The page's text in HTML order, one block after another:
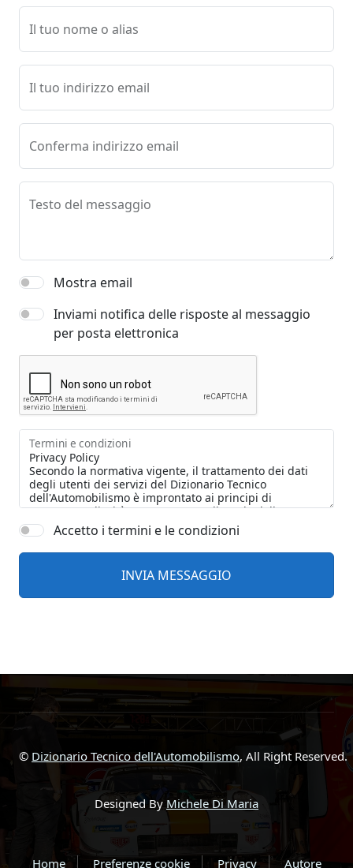
Il tuo nome o alias
Il tuo indirizzo email
Conferma indirizzo email
Testo del messaggio
Mostra email
Inviami notifica delle risposte al messaggio
per posta elettronica
Termini e condizioni
Accetto i termini e le condizioni
© Dizionario Tecnico dell'Automobilismo, All Right Reserved.
Designed By Michele Di Maria
Home Preferenze cookie Privacy Autore